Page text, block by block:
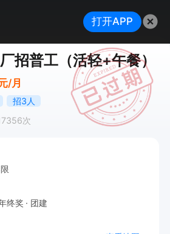
招普工（活轻+午餐）
/月
招3人
次
终奖
团建
打开APP